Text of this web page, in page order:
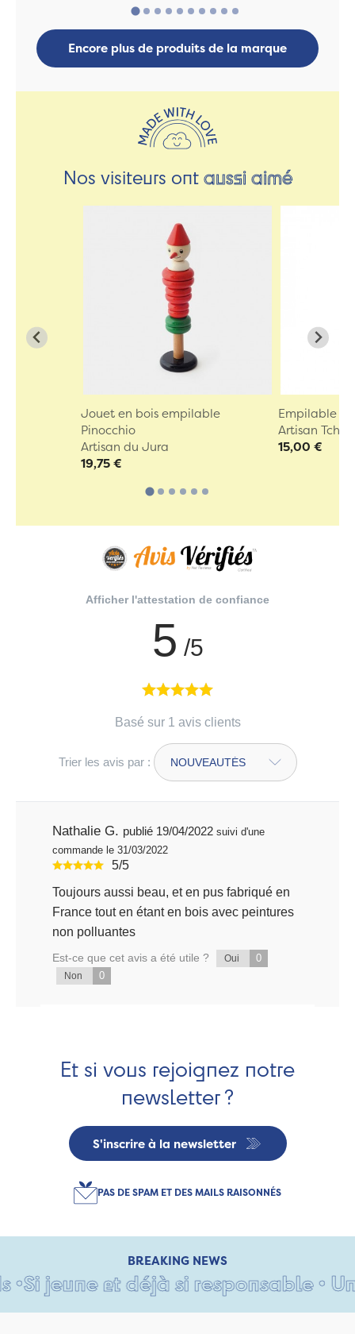
Encore plus de produits de la marque
Nos visiteurs ontaussi aimé
Jouet en bois empilable
Pinocchio
Artisan du Jura
19,75 €
Empilable
Artisan
15,00 €
Afficher l'attestation de confiance
5 /5
Basé sur 1 avis clients
Trier les avis par :
Nathalie G. publié 19/04/2022 suivi d'une
commande le 31/03/2022
5/5
Toujours aussi beau, et en pus fabriqué en
France tout en étant en bois avec peintures
non polluantes
Est-ce que cet avis a été utile ? Oui 0
Non 0
Et si vous rejoignez notre
newsletter ?
S'inscrire à la newsletter
PAS DE SPAM ET DES MAILS RAISONNÉS
BREAKING NEWS
jeune et déjà si responsable • Un